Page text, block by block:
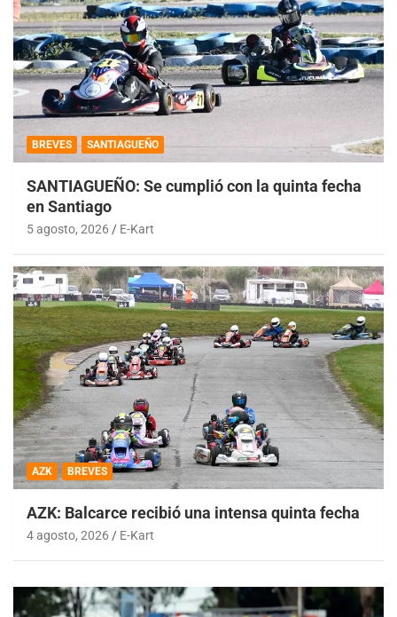
BREVES SANTIAGUEÑO
SANTIAGUEÑO: Se cumplió con la quinta fecha
en Santiago
5 agosto, 2026 E-Kart
AZK BREVES
AZK: Balcarce recibió una intensa quinta fecha
4 agosto, 2026 E-Kart